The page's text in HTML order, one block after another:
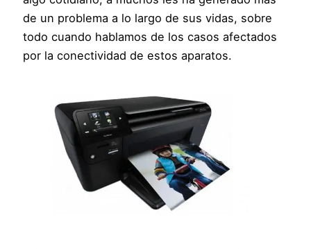
de un problema a lo largo de sus vidas, sobre
todo cuando hablamos de los casos afectados
por la conectividad de estos aparatos.